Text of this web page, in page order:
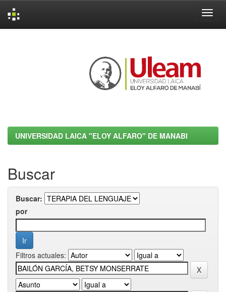
UNIVERSIDAD LAICA "ELOY ALFARO" DE MANABI
Buscar
Buscar:
por
Filtros actuales: